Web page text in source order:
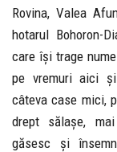
Rovina, Valea
hotarul Bohoron-
care își trage
pe vremuri aici
câteva case mici,
drept sălașe,
găsesc și